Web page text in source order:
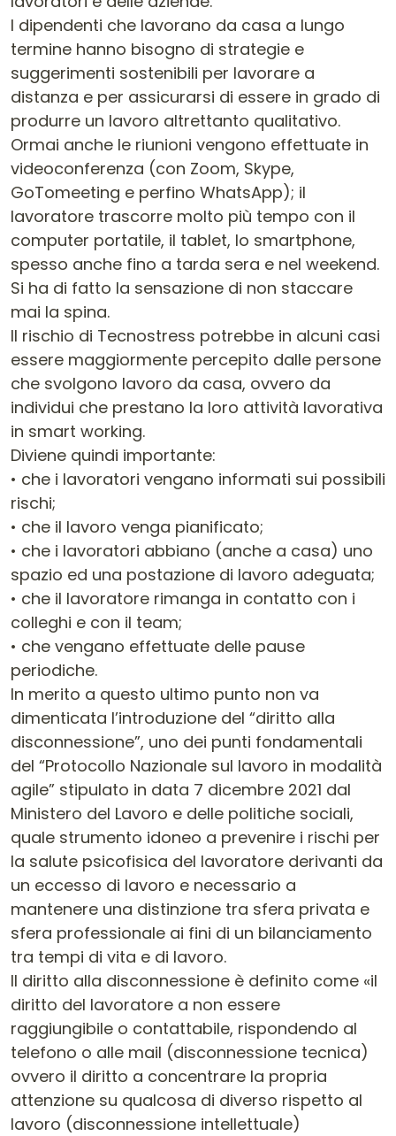
I dipendenti che lavorano da casa a lungo
termine hanno bisogno di strategie e
suggerimenti sostenibili per lavorare a
distanza e per assicurarsi di essere in grado di
produrre un lavoro altrettanto qualitativo.
Ormai anche le riunioni vengono effettuate in
videoconferenza (con Zoom, Skype,
GoTomeeting e perfino WhatsApp); il
lavoratore trascorre molto più tempo con il
computer portatile, il tablet, lo smartphone,
spesso anche fino a tarda sera e nel weekend.
Si ha di fatto la sensazione di non staccare
mai la spina.
Il rischio di Tecnostress potrebbe in alcuni casi
essere maggiormente percepito dalle persone
che svolgono lavoro da casa, ovvero da
individui che prestano la loro attività lavorativa
in smart working.
Diviene quindi importante:
• che i lavoratori vengano informati sui possibili
rischi;
• che il lavoro venga pianificato;
• che i lavoratori abbiano (anche a casa) uno
spazio ed una postazione di lavoro adeguata;
• che il lavoratore rimanga in contatto con i
colleghi e con il team;
• che vengano effettuate delle pause
periodiche.
In merito a questo ultimo punto non va
dimenticata l’introduzione del “diritto alla
disconnessione”, uno dei punti fondamentali
del “Protocollo Nazionale sul lavoro in modalità
agile” stipulato in data 7 dicembre 2021 dal
Ministero del Lavoro e delle politiche sociali,
quale strumento idoneo a prevenire i rischi per
la salute psicofisica del lavoratore derivanti da
un eccesso di lavoro e necessario a
mantenere una distinzione tra sfera privata e
sfera professionale ai fini di un bilanciamento
tra tempi di vita e di lavoro.
Il diritto alla disconnessione è definito come «il
diritto del lavoratore a non essere
raggiungibile o contattabile, rispondendo al
telefono o alle mail (disconnessione tecnica)
ovvero il diritto a concentrare la propria
attenzione su qualcosa di diverso rispetto al
lavoro (disconnessione intellettuale)